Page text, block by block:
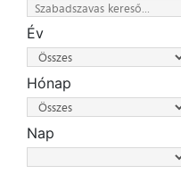
Év
Hónap
Nap